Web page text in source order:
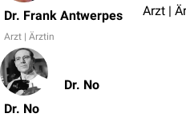
Dr. Frank Antwerpes
Arzt | Ärztin
Arzt |
Dr. No
Dr. No